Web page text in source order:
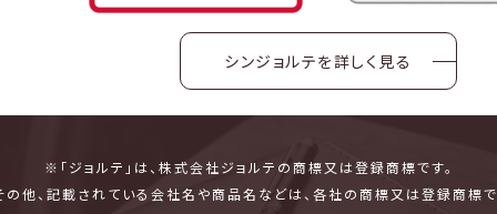
シンジョルテを詳しく見る
※「ジョルテ」は、株式会社ジョルテの商標又は登録商標です。
他、記載されている会社名や商品名などは、各社の商標又は登録商標で